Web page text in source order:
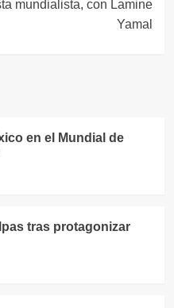
mundialista, con Lamine
Yamal
en el Mundial de
tras protagonizar